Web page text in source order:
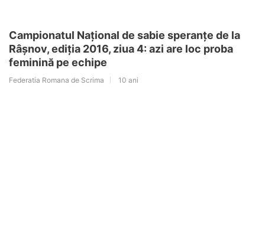
Campionatul Național de sabie speranțe de la
Râșnov, ediția 2016, ziua 4: azi are loc proba
feminină pe echipe
Federatia Romana de Scrima 10 ani